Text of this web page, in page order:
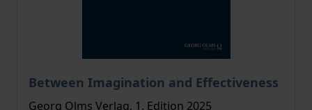
Between Imagination and Effectiveness
The price depends on the options chosen on the
Georg Olms Verlag, 1. Edition 2025